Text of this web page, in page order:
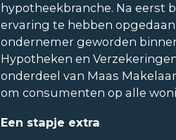
hypotheekbranche. Na eerst
ervaring te hebben
ondernemer geworden
Hypotheken en
onderdeel van Maas
om consumenten op alle
Een stapje extra